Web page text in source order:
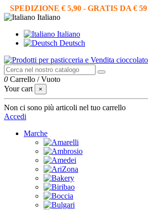
SPEDIZIONE € 5,90 - GRATIS DA € 59
Italiano
Italiano
Deutsch
0 Carrello /Vuoto
Your cart
×
Non ci sono più articoli nel tuo carrello
Accedi
Marche